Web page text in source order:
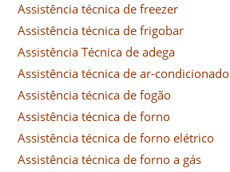
Assistência técnica de freezer
Assistência técnica de frigobar
Assistência Técnica de adega
Assistência técnica de ar-condicionado
Assistência técnica de fogão
Assistência técnica de forno
Assistência técnica de forno elétrico
Assistência técnica de forno a gás